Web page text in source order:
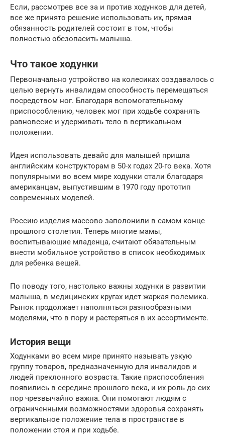
Если, рассмотрев все за и против ходунков для детей,
все же принято решение использовать их, прямая
обязанность родителей состоит в том, чтобы
полностью обезопасить малыша.
Что такое ходунки
Первоначально устройство на колесиках создавалось с
целью вернуть инвалидам способность перемещаться
посредством ног. Благодаря вспомогательному
приспособлению, человек мог при ходьбе сохранять
равновесие и удерживать тело в вертикальном
положении.
Идея использовать девайс для малышей пришла
английским конструкторам в 50-х годах 20-го века. Хотя
популярными во всем мире ходунки стали благодаря
американцам, выпустившим в 1970 году прототип
современных моделей.
Россию изделия массово заполонили в самом конце
прошлого столетия. Теперь многие мамы,
воспитывающие младенца, считают обязательным
внести мобильное устройство в список необходимых
для ребенка вещей.
По поводу того, настолько важны ходунки в развитии
малыша, в медицинских кругах идет жаркая полемика.
Рынок продолжает наполняться разнообразными
моделями, что в пору и растеряться в их ассортименте.
История вещи
Ходунками во всем мире принято называть узкую
группу товаров, предназначенную для инвалидов и
людей преклонного возраста. Такие приспособления
появились в середине прошлого века, и их роль до сих
пор чрезвычайно важна. Они помогают людям с
ограниченными возможностями здоровья сохранять
вертикальное положение тела в пространстве в
положении стоя и при ходьбе.